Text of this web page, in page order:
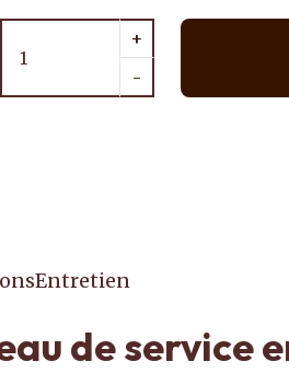
+
-
Entretien
de service